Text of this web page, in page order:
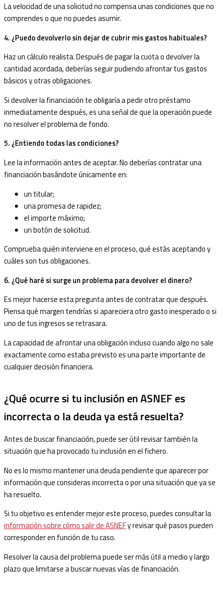
La velocidad de una solicitud no compensa unas condiciones que no
comprendes o que no puedes asumir.
4. ¿Puedo devolverlo sin dejar de cubrir mis gastos habituales?
Haz un cálculo realista. Después de pagar la cuota o devolver la
cantidad acordada, deberías seguir pudiendo afrontar tus gastos
básicos y otras obligaciones.
Si devolver la financiación te obligaría a pedir otro préstamo
inmediatamente después, es una señal de que la operación puede
no resolver el problema de fondo.
5. ¿Entiendo todas las condiciones?
Lee la información antes de aceptar. No deberías contratar una
financiación basándote únicamente en:
un titular;
una promesa de rapidez;
el importe máximo;
un botón de solicitud.
Comprueba quién interviene en el proceso, qué estás aceptando y
cuáles son tus obligaciones.
6. ¿Qué haré si surge un problema para devolver el dinero?
Es mejor hacerse esta pregunta antes de contratar que después.
Piensa qué margen tendrías si apareciera otro gasto inesperado o si
uno de tus ingresos se retrasara.
La capacidad de afrontar una obligación incluso cuando algo no sale
exactamente como estaba previsto es una parte importante de
cualquier decisión financiera.
¿Qué ocurre si tu inclusión en ASNEF es
incorrecta o la deuda ya está resuelta?
Antes de buscar financiación, puede ser útil revisar también la
situación que ha provocado tu inclusión en el fichero.
No es lo mismo mantener una deuda pendiente que aparecer por
información que consideras incorrecta o por una situación que ya se
ha resuelto.
Si tu objetivo es entender mejor este proceso, puedes consultar la
información sobre cómo salir de ASNEFy revisar qué pasos pueden
corresponder en función de tu caso.
Resolver la causa del problema puede ser más útil a medio y largo
plazo que limitarse a buscar nuevas vías de financiación.